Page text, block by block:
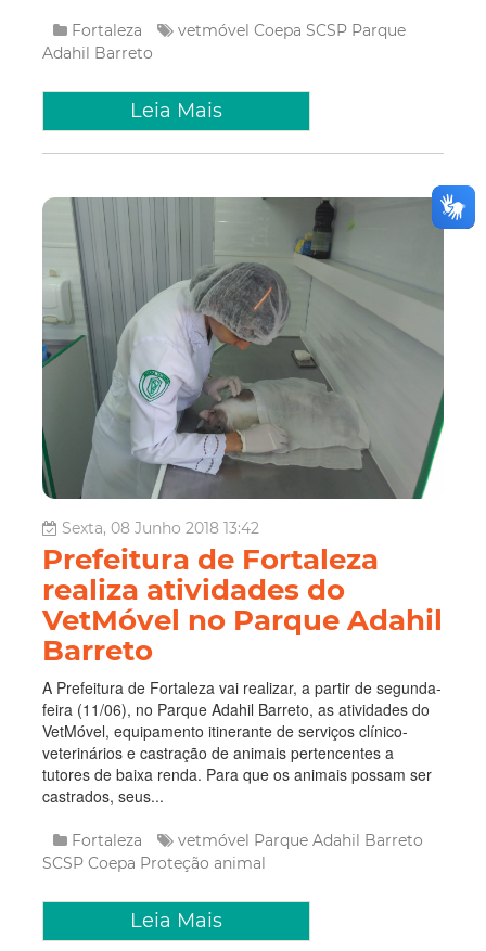
Fortaleza vetmóvel Coepa SCSP Parque
Adahil Barreto
Leia Mais
Sexta, 08 Junho 2018 13:42
Prefeitura de Fortaleza
realiza atividades do
VetMóvel no Parque Adahil
Barreto
A Prefeitura de Fortaleza vai realizar, a partir de segunda-
feira (11/06), no Parque Adahil Barreto, as atividades do
VetMóvel, equipamento itinerante de serviços clínico-
veterinários e castração de animais pertencentes a
tutores de baixa renda. Para que os animais possam ser
castrados, seus...
Fortaleza vetmóvel Parque Adahil Barreto
SCSP Coepa Proteção animal
Leia Mais